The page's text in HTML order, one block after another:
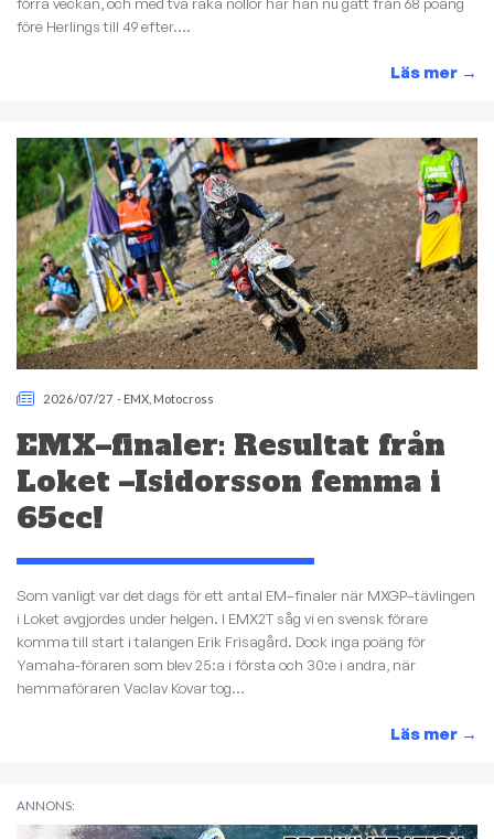
före Herlings till 49 efter....
Läs mer →
2026/07/27 - EMX Motocross
EMX–finaler: Resultat från
Loket –Isidorsson femma i
65cc!
Som vanligt var det dags för ett antal EM–finaler när MXGP–tävlingen
i Loket avgjordes under helgen. I EMX2T såg vi en svensk förare
komma till start i talangen Erik Frisagård. Dock inga poäng för
Yamaha-föraren som blev 25:a i första och 30:e i andra, när
hemmaföraren Vaclav Kovar tog...
Läs mer →
ANNONS: